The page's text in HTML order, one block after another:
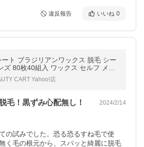
違反報告 いいね 0
ート ブラジリアンワックス 脱毛 シー
ズ 80枚40組入 ワックス セルフ メン
ワックス脱毛 顔 フェイス フェイシャ
爆買 超PayPay祭
CART Yahoo!店
毛！黒ずみ心配無し！ 2024/2/14
の試みでした。恐る恐るすね毛で使
く毛の根元から、スパッと綺麗に脱毛